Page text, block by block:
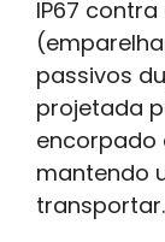
IP67
passivos
projetada
encorpado
mantendo
transportar.